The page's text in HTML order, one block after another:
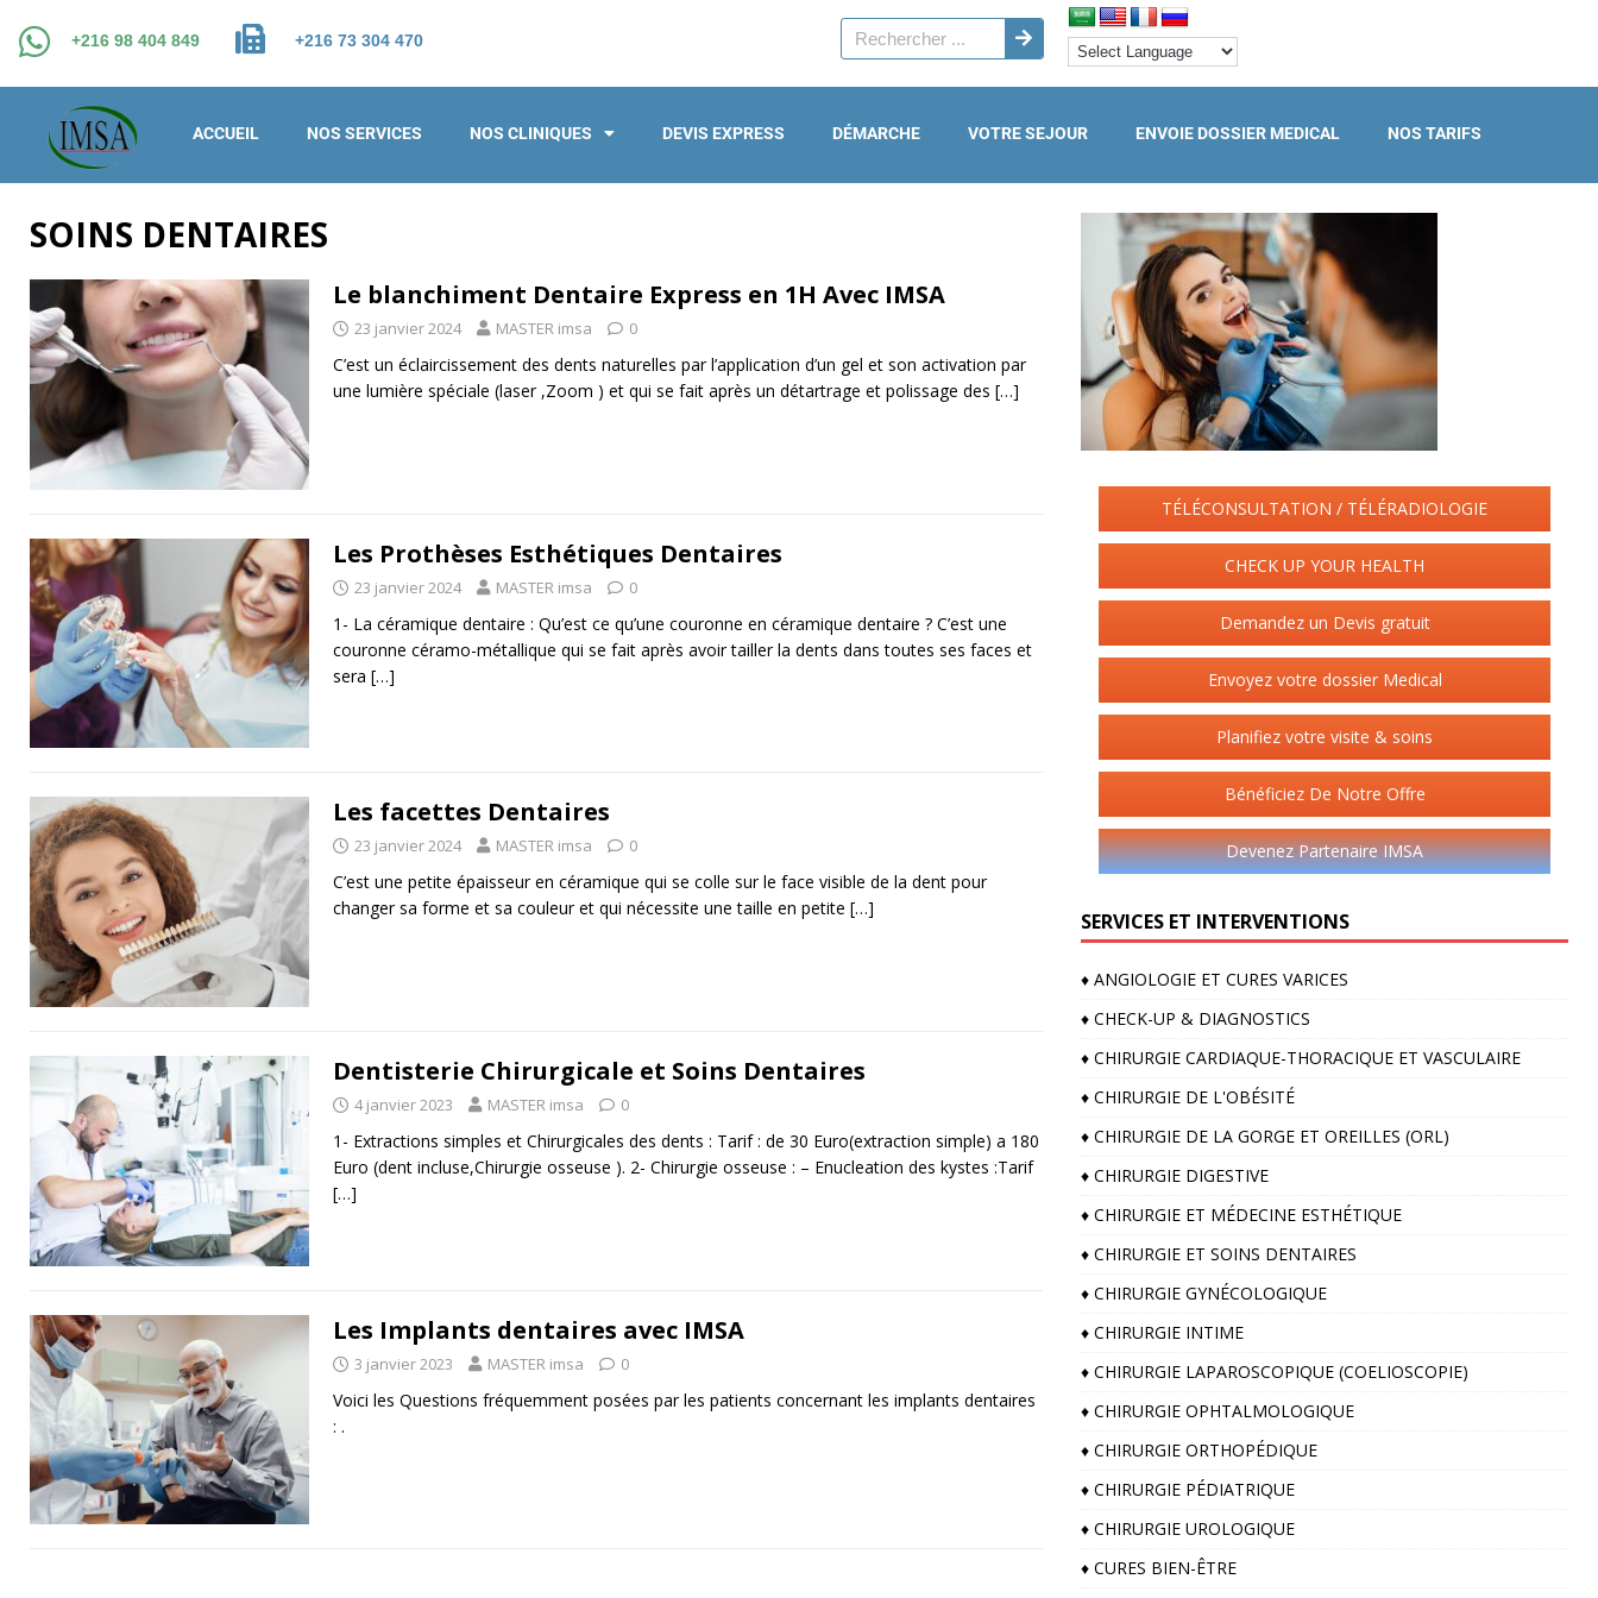
+216 98 404 849 +216 73 304 470
ACCUEIL NOS SERVICES NOS CLINIQUES DEVIS EXPRESS DÉMARCHE VOTRE SEJOUR ENVOIE DOSSIER MEDICAL NOS TARIFS
SOINS DENTAIRES
Le blanchiment Dentaire Express en 1H Avec IMSA
23 janvier 2024 MASTER imsa 0
C’est un éclaircissement des dents naturelles par l’application d’un gel et son activation par
une lumière spéciale (laser ,Zoom ) et qui se fait après un détartrage et polissage des […]
Les Prothèses Esthétiques Dentaires
23 janvier 2024 MASTER imsa 0
1- La céramique dentaire : Qu’est ce qu’une couronne en céramique dentaire ? C’est une
couronne céramo-métallique qui se fait après avoir tailler la dents dans toutes ses faces et
sera […]
Les facettes Dentaires
23 janvier 2024 MASTER imsa 0
C’est une petite épaisseur en céramique qui se colle sur le face visible de la dent pour
changer sa forme et sa couleur et qui nécessite une taille en petite […]
Dentisterie Chirurgicale et Soins Dentaires
4 janvier 2023 MASTER imsa 0
1- Extractions simples et Chirurgicales des dents : Tarif : de 30 Euro(extraction simple) a 180
Euro (dent incluse,Chirurgie osseuse ). 2- Chirurgie osseuse : – Enucleation des kystes :Tarif
[…]
Les Implants dentaires avec IMSA
3 janvier 2023 MASTER imsa 0
Voici les Questions fréquemment posées par les patients concernant les implants dentaires
: .
TÉLÉCONSULTATION / TÉLÉRADIOLOGIE
CHECK UP YOUR HEALTH
Demandez un Devis gratuit
Envoyez votre dossier Medical
Planifiez votre visite & soins
Bénéficiez De Notre Offre
Devenez Partenaire IMSA
SERVICES ET INTERVENTIONS
♦️ ANGIOLOGIE ET CURES VARICES
♦️ CHECK-UP & DIAGNOSTICS
♦️ CHIRURGIE CARDIAQUE-THORACIQUE ET VASCULAIRE
♦️ CHIRURGIE DE L'OBÉSITÉ
♦️ CHIRURGIE DE LA GORGE ET OREILLES (ORL)
♦️ CHIRURGIE DIGESTIVE
♦️ CHIRURGIE ET MÉDECINE ESTHÉTIQUE
♦️ CHIRURGIE ET SOINS DENTAIRES
♦️ CHIRURGIE GYNÉCOLOGIQUE
♦️ CHIRURGIE INTIME
♦️ CHIRURGIE LAPAROSCOPIQUE (COELIOSCOPIE)
♦️ CHIRURGIE OPHTALMOLOGIQUE
♦️ CHIRURGIE ORTHOPÉDIQUE
♦️ CHIRURGIE PÉDIATRIQUE
♦️ CHIRURGIE UROLOGIQUE
♦️ CURES BIEN-ÊTRE